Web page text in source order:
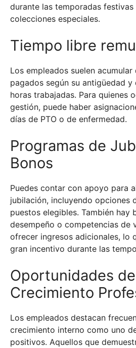
durante las temporadas festivas
colecciones especiales.
Tiempo libre
Los empleados suelen
pagados según su antigüedad
horas trabajadas. Para quienes
gestión, puede haber
días de PTO o de enfermedad.
Programas de
Bonos
Puedes contar con apoyo para
jubilación, incluyendo opciones
puestos elegibles. También hay
desempeño o competencias de
ofrecer ingresos adicionales, lo
gran incentivo durante las
Oportunidades de
Crecimiento
Los empleados destacan
crecimiento interno como uno
positivos. Aquellos que